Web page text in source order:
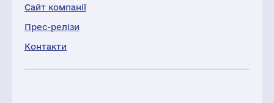
Сайт компанії
Прес-релізи
Контакти